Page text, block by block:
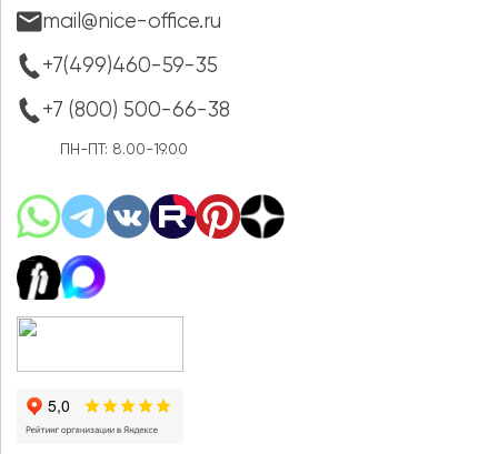
mail@nice-office.ru
+7(499)460-59-35
+7 (800) 500-66-38
ПН-ПТ: 8.00-19.00